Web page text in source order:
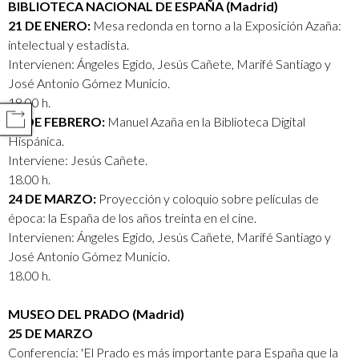
COMPARTIR
BIBLIOTECA NACIONAL DE ESPAÑA (Madrid)
21 DE ENERO: Mesa redonda en torno a la Exposición Azaña:
intelectual y estadista.
Intervienen: Ángeles Egido, Jesús Cañete, Marifé Santiago y
José Antonio Gómez Municio.
18.00 h.
25 DE FEBRERO: Manuel Azaña en la Biblioteca Digital
Hispánica.
Interviene: Jesús Cañete.
18.00 h.
24 DE MARZO: Proyección y coloquio sobre películas de
época: la España de los años treinta en el cine.
Intervienen: Ángeles Egido, Jesús Cañete, Marifé Santiago y
José Antonio Gómez Municio.
18.00 h.
MUSEO DEL PRADO (Madrid)
25 DE MARZO
Conferencia: 'El Prado es más importante para España que la